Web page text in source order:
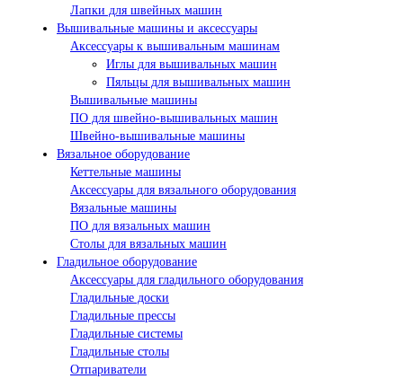
Лапки для швейных машин
Вышивальные машины и аксессуары
Аксессуары к вышивальным машинам
Иглы для вышивальных машин
Пяльцы для вышивальных машин
Вышивальные машины
ПО для швейно-вышивальных машин
Швейно-вышивальные машины
Вязальное оборудование
Кеттельные машины
Аксессуары для вязального оборудования
Вязальные машины
ПО для вязальных машин
Столы для вязальных машин
Гладильное оборудование
Аксессуары для гладильного оборудования
Гладильные доски
Гладильные прессы
Гладильные системы
Гладильные столы
Отпариватели